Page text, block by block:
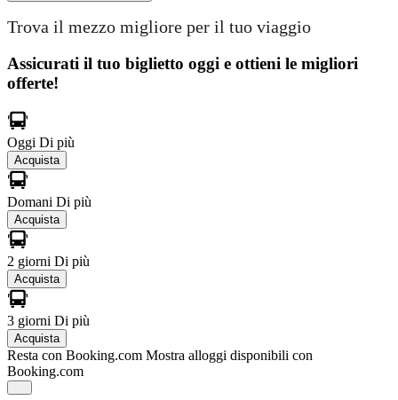
Trova il mezzo migliore per il tuo viaggio
Assicurati il ​​tuo biglietto oggi e ottieni le migliori
offerte!
Oggi Di più
Acquista
Domani Di più
Acquista
2 giorni Di più
Acquista
3 giorni Di più
Acquista
Resta con Booking.com Mostra alloggi disponibili con
Booking.com